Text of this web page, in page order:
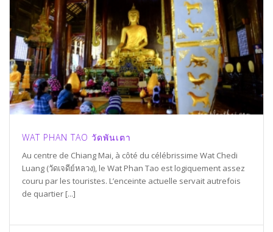
WAT PHAN TAO วัดพันเตา
Au centre de Chiang Mai, à côté du célébrissime Wat Chedi
Luang (วัดเจดีย์หลวง), le Wat Phan Tao est logiquement assez
couru par les touristes. L’enceinte actuelle servait autrefois
de quartier [...]